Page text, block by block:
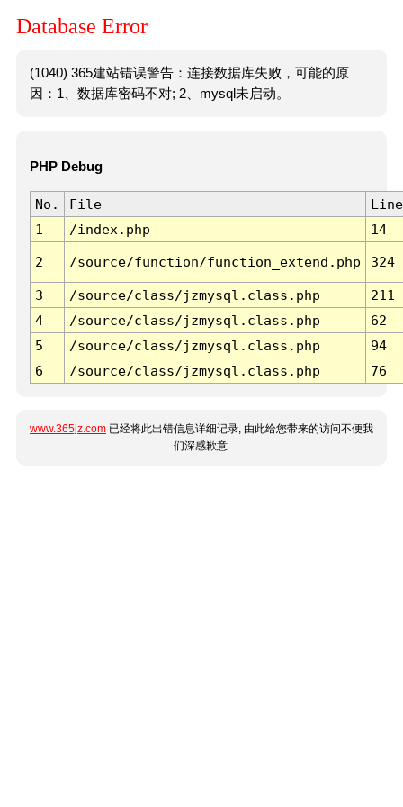
Database Error
(1040) 365建站错误警告：连接数据库失败，可能的原
因：1、数据库密码不对; 2、mysql未启动。
PHP Debug
No. File
Line
1
/index.php 14
2 /source/function/function_extend.php 324
3 /source/class/jzmysql.class.php
211
4
/source/class/jzmysql.class.php
62
5
/source/class/jzmysql.class.php
94
6
/source/class/jzmysql.class.php 76
www.365jz.com 已经将此出错信息详细记录, 由此给您带来的访问不便我
们深感歉意.